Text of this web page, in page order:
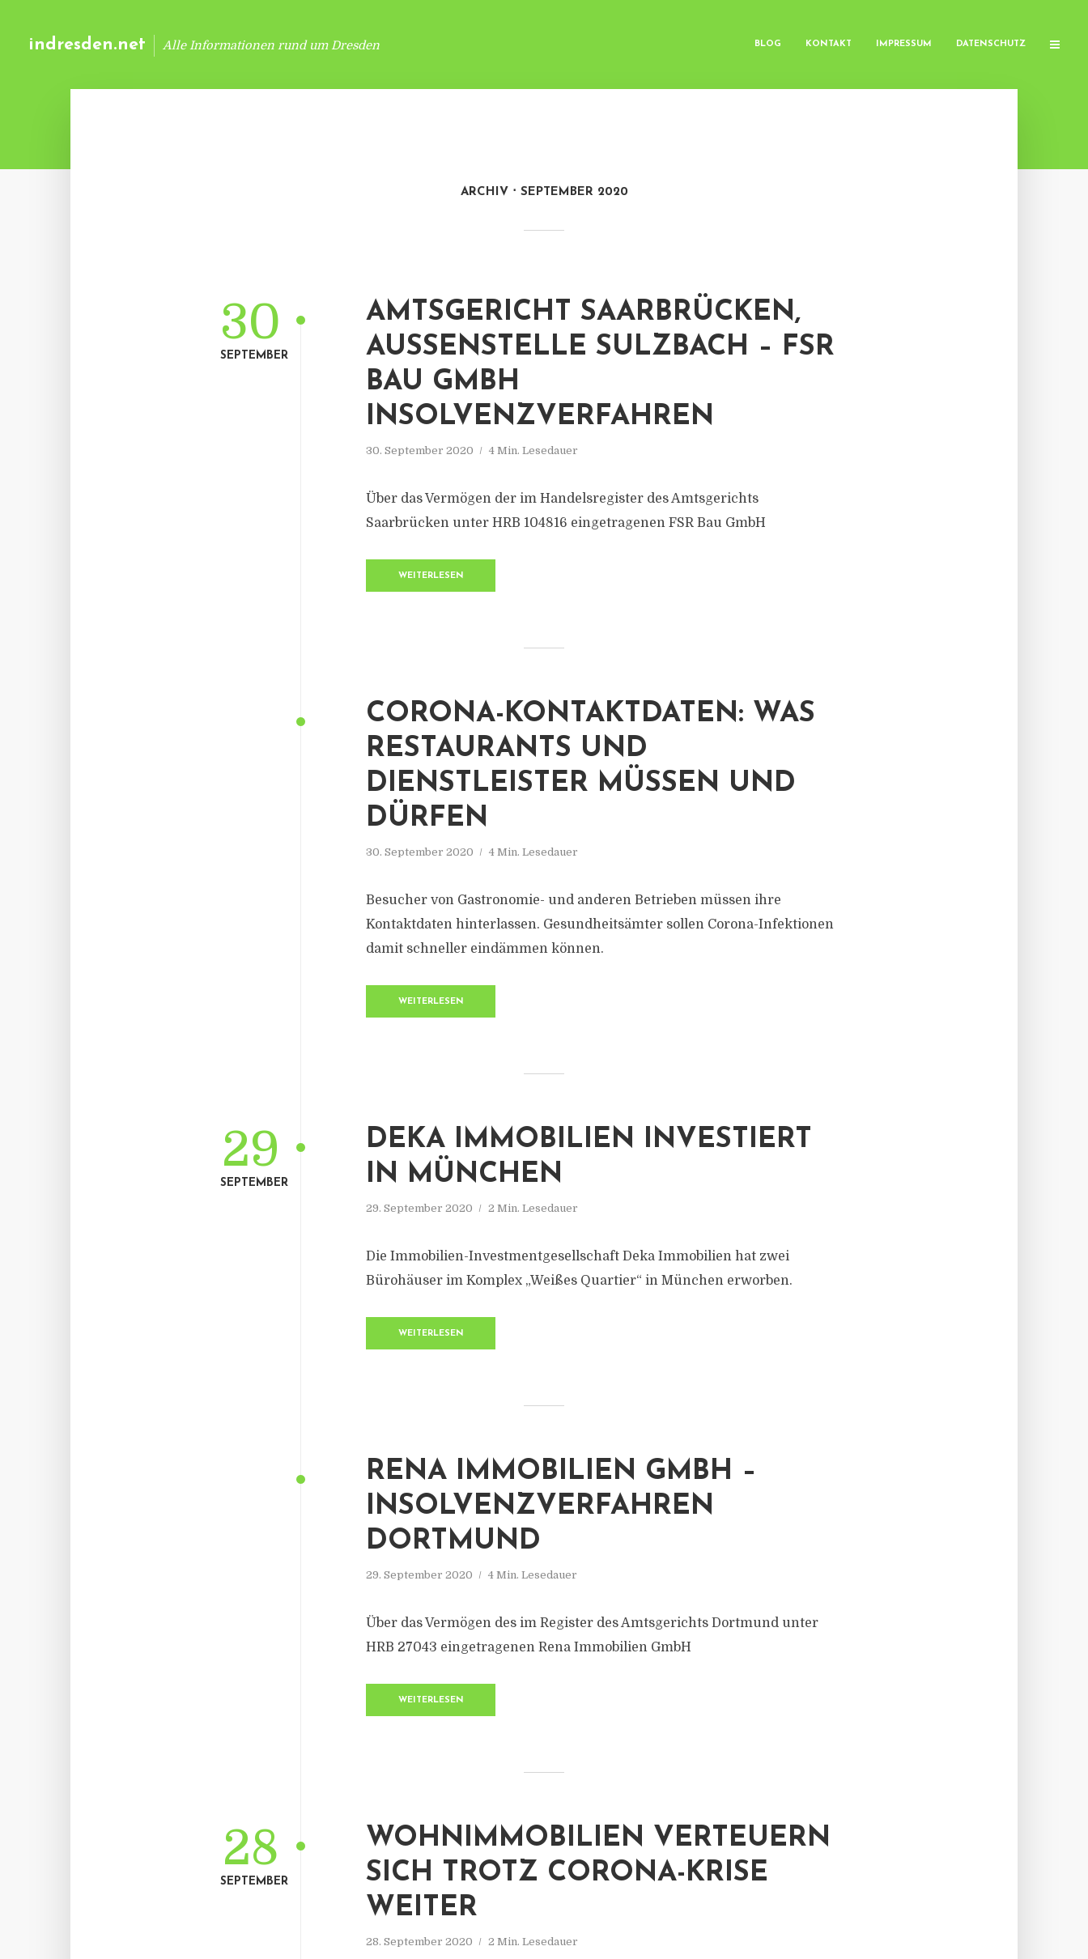
indresden.net Alle Informationen rund um Dresden BLOG KONTAKT IMPRESSUM DATENSCHUTZ
ARCHIV SEPTEMBER 2020
AMTSGERICHT SAARBRÜCKEN,
AUSSENSTELLE SULZBACH – FSR
BAU GMBH
INSOLVENZVERFAHREN
30. September 2020 4 Min. Lesedauer
30
SEPTEMBER
Über das Vermögen der im Handelsregister des Amtsgerichts
Saarbrücken unter HRB 104816 eingetragenen FSR Bau GmbH
WEITERLESEN
CORONA-KONTAKTDATEN: WAS
RESTAURANTS UND
DIENSTLEISTER MÜSSEN UND
DÜRFEN
30. September 2020 4 Min. Lesedauer
Besucher von Gastronomie- und anderen Betrieben müssen ihre
Kontaktdaten hinterlassen. Gesundheitsämter sollen Corona-Infektionen
damit schneller eindämmen können.
WEITERLESEN
DEKA IMMOBILIEN INVESTIERT
IN MÜNCHEN
29. September 2020 2 Min. Lesedauer
29
SEPTEMBER
Die Immobilien-Investmentgesellschaft Deka Immobilien hat zwei
Bürohäuser im Komplex „Weißes Quartier“ in München erworben.
WEITERLESEN
RENA IMMOBILIEN GMBH –
INSOLVENZVERFAHREN
DORTMUND
29. September 2020 4 Min. Lesedauer
Über das Vermögen des im Register des Amtsgerichts Dortmund unter
HRB 27043 eingetragenen Rena Immobilien GmbH
WEITERLESEN
WOHNIMMOBILIEN VERTEUERN
SICH TROTZ CORONA-KRISE
WEITER
28. September 2020 2 Min. Lesedauer
28
SEPTEMBER